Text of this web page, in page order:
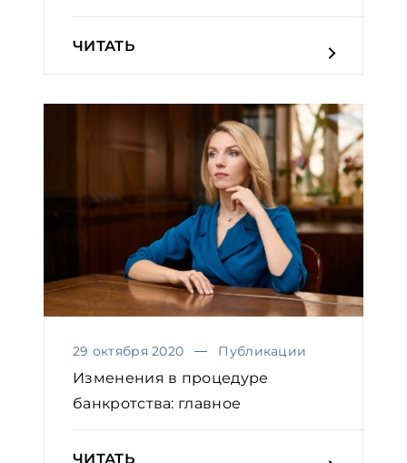
ЧИТАТЬ
29 октября 2020 Публикации
Изменения в процедуре
банкротства: главное
ЧИТАТЬ